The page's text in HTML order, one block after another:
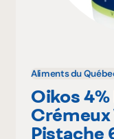
Aliments du
Oikos 4%
Crémeux
Pistache